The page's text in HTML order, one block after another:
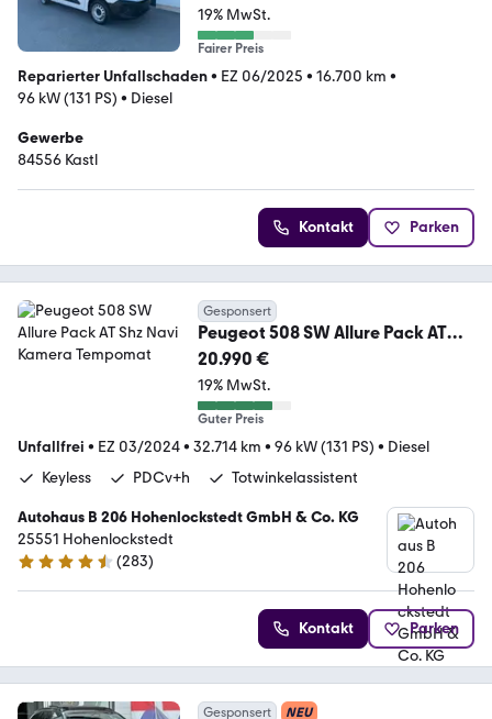
19% MwSt.
Fairer Preis
Reparierter Unfallschaden• EZ 06/2025 • 16.700 km •
96 kW (131 PS) • Diesel
Gewerbe
84556 Kastl
Kontakt Parken
Gesponsert
Peugeot 508 SW Allure Pack AT
Shz Navi Kamera Tempomat
20.990 €
19% MwSt.
Guter Preis
Unfallfrei • EZ 03/2024• 32.714 km • 96 kW (131 PS) • Diesel
Keyless
PDCv+h Totwinkelassistent
Autohaus B 206 Hohenlockstedt GmbH & Co. KG
25551 Hohenlockstedt
4.5 Sterne
(283)
Kontakt Parken
Gesponsert NEU